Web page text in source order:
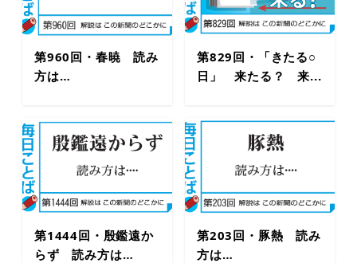
第960回・春暁 読み
方は…
第829回・「きたる○
日」 来たる？ 来...
第1444回・殷鑑遠か
らず 読み方は…
第203回・豚熱 読み
方は…